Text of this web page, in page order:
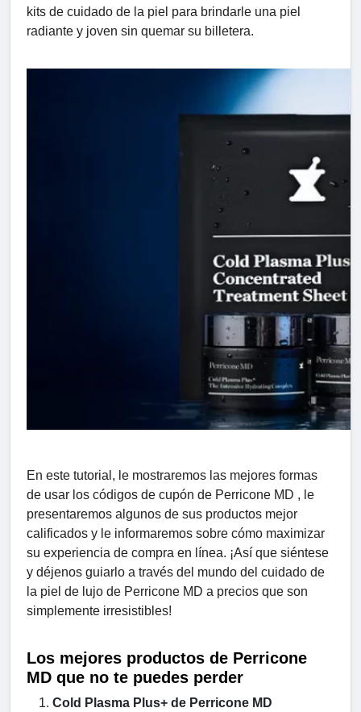
kits de cuidado de la piel para brindarle una piel
radiante y joven sin quemar su billetera.
En este tutorial, le mostraremos las mejores formas
de usar los códigos de cupón de Perricone MD , le
presentaremos algunos de sus productos mejor
calificados y le informaremos sobre cómo maximizar
su experiencia de compra en línea. ¡Así que siéntese
y déjenos guiarlo a través del mundo del cuidado de
la piel de lujo de Perricone MD a precios que son
simplemente irresistibles!
Los mejores productos de Perricone
MD que no te puedes perder
Cold Plasma Plus+ de Perricone MD